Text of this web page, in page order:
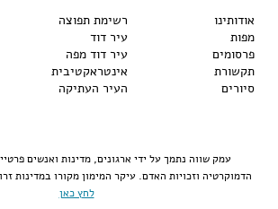
אודותינו
מפות
פרסומים
תקשורת
סיורים
רשימת תפוצה
עיר דוד
עיר דוד מפה
אינטראקטיבית
העיר העתיקה
עמק שווה נתמך על ידי ארגונים, מדינות ואנשים
הדמוקרטיה וזכויות האדם. עיקר המימון מקורו במדינות
לחץ כאן